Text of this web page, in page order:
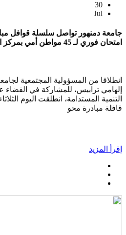
30
Jul
جامعة دمنهور تواصل سلسلة قوافل
امتحان فوري لـ 45 مواطن أمي بمركز الأبعادية ب
انطلاقا من المسؤولية المجتمعية
إلهامي ترابيس، للمشاركة في القضاء
قافلة مبادرة محو
إقرأ المزيد